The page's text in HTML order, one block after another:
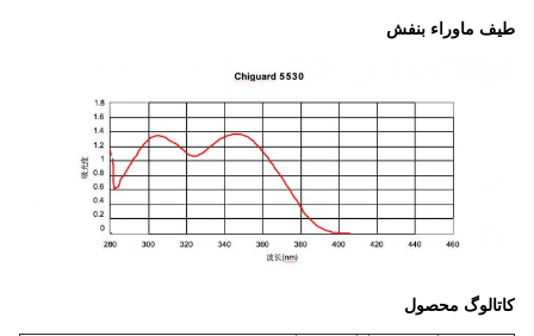
طیف ماوراء بنفش
کاتالوگ محصول